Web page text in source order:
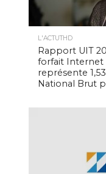
L'ACTUTHD
Rapport UIT
forfait Internet
représente
National Brut